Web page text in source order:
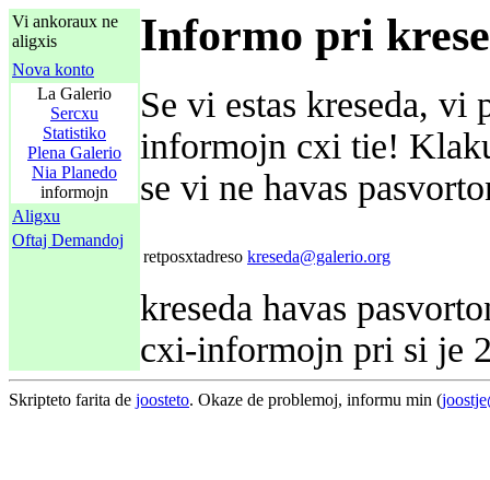
Vi ankoraux ne
aligxis
Nova konto
La Galerio
Sercxu
Statistiko
Plena Galerio
Nia Planedo
informojn
Aligxu
Oftaj Demandoj
Informo pri
Se vi estas kreseda,
informojn cxi tie!
se vi ne havas
retposxtadreso kreseda@galerio.org
kreseda havas
cxi-informojn pri si je
Skripteto farita de joosteto. Okaze de problemoj, informu min (